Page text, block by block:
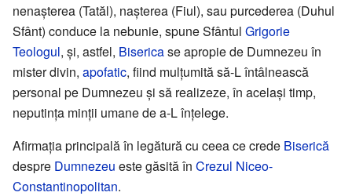
nenașterea (Tatăl), nașterea (Fiul), sau purcederea (Duhul
Sfânt) conduce la nebunie, spune Sfântul Grigorie
Teologul, și, astfel, Bisericase apropie de Dumnezeu în
mister divin, apofatic, fiind mulțumită să-L întâlnească
personal pe Dumnezeu și să realizeze, în același timp,
neputința minții umane de a-L înțelege.
Afirmația principală în legătură cu ceea ce crede Biserică
despre Dumnezeu este găsită în Crezul Niceo-
Constantinopolitan.